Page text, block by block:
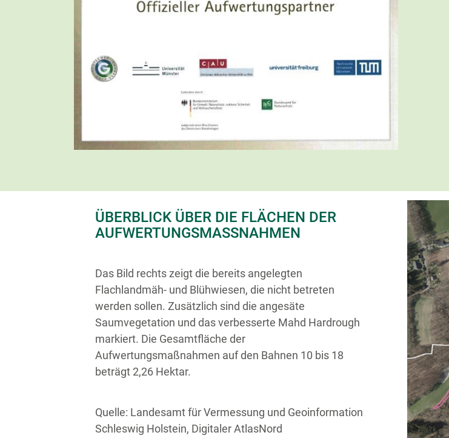
ÜBERBLICK ÜBER DIE FLÄCHEN DER
AUFWERTUNGSMASSNAHMEN
Das Bild rechts zeigt die bereits angelegten
Flachlandmäh- und Blühwiesen, die nicht betreten
werden sollen. Zusätzlich sind die angesäte
Saumvegetation und das verbesserte Mahd Hardrough
markiert. Die Gesamtfläche der
Aufwertungsmaßnahmen auf den Bahnen 10 bis 18
beträgt 2,26 Hektar.
Quelle: Landesamt für Vermessung und Geoinformation
Schleswig Holstein, Digitaler AtlasNord